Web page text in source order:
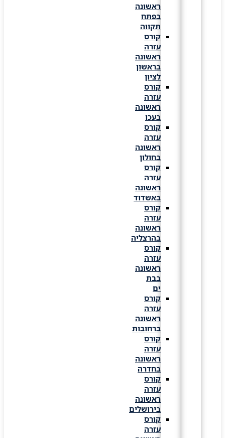
ראשונה
בפתח
תקווה
קורס
עזרה
ראשונה
בראשון
קורס
עזרה
ראשונה
קורס
עזרה
ראשונה
בחולון
קורס
עזרה
ראשונה
באשדוד
קורס
עזרה
ראשונה
בהרצליה
קורס
עזרה
ראשונה
קורס
עזרה
ראשונה
ברחובות
קורס
עזרה
ראשונה
בחדרה
קורס
עזרה
ראשונה
בירושלים
קורס
עזרה